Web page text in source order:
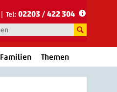
Tel: 02203 / 422 304
Familien Themen